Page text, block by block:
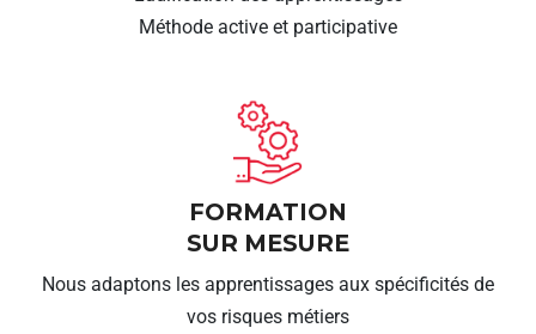
Méthode active et participative
FORMATION
SUR MESURE
Nous adaptons les apprentissages aux spécificités de
vos risques métiers